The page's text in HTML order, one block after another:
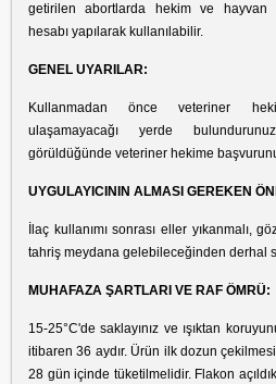
getirilen abortlarda hekim ve hayvan
hesabı yapılarak kullanılabilir.
GENEL UYARILAR:
Kullanmadan önce veteriner
ulaşamayacağı yerde
görüldüğünde veteriner hekime
UYGULAYICININ ALMASI GEREKEN
İlaç kullanımı sonrası eller yıkanmalı,
tahriş meydana gelebileceğinden derhal
MUHAFAZA ŞARTLARI VE RAF ÖMRÜ:
15-25°C'de saklayınız ve ışıktan
itibaren 36 aydır. Ürün ilk dozun
28 gün içinde tüketilmelidir. Flakon